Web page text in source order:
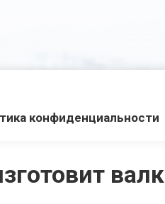
конфиденциальности